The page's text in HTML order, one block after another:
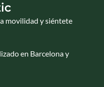
movilidad y siéntete
en Barcelona y